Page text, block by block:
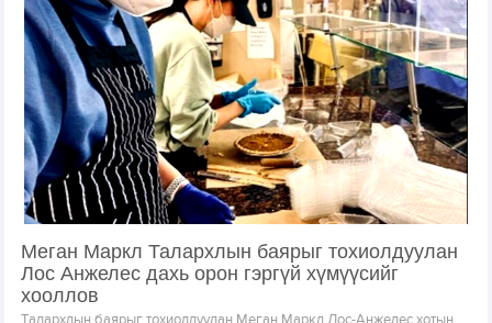
Меган Маркл Талархлын баярыг тохиолдуулан
Лос Анжелес дахь орон гэргүй хүмүүсийг
хооллов